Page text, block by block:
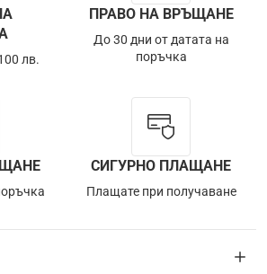
лв.
ПРАВО НА ВРЪЩАНЕ
До 30 дни от датата на
поръчка
СИГУРНО ПЛАЩАНЕ
Плащате при получаване